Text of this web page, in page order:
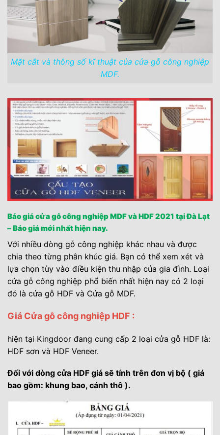
Mặt cắt và thông số kĩ thuật của cửa gỗ công nghiệp
MDF.
Báo giá cửa gỗ công nghiệp MDF và HDF 2021 tại Đà Lạt
– Báo giá mới nhất hiện nay.
Với nhiều dòng gỗ công nghiệp khác nhau và được
chia theo từng phân khúc giá. Bạn có thể xem xét và
lựa chọn tùy vào điều kiện thu nhập của gia đình. Loại
cửa gỗ công nghiệp phổ biến nhất hiện nay có 2 loại
đó là cửa gỗ HDF và Cửa gỗ MDF.
Giá Cửa gỗ công nghiệp HDF :
hiện tại Kingdoor đang cung cấp 2 loại cửa gỗ HDF là:
HDF sơn và HDF Veneer.
Đối với dòng cửa HDF giá sẽ tính trên đơn vị bộ ( giá
bao gồm: khung bao, cánh thô ).